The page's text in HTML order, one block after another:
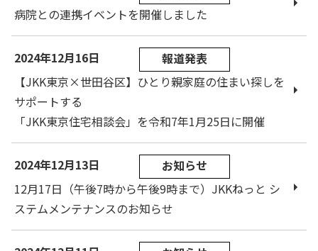
病院との連携イベントを開催しました
2024年12月16日
報道発表
【JKK東京×世田谷区】ひとり親家庭の住まい探しを
サポートする
「JKK東京住宅相談会」を令和7年1月25日に開催
2024年12月13日
お知らせ
12月17日（午後7時から午後9時まで）JKKねっと シ
ステムメンテナンスのお知らせ